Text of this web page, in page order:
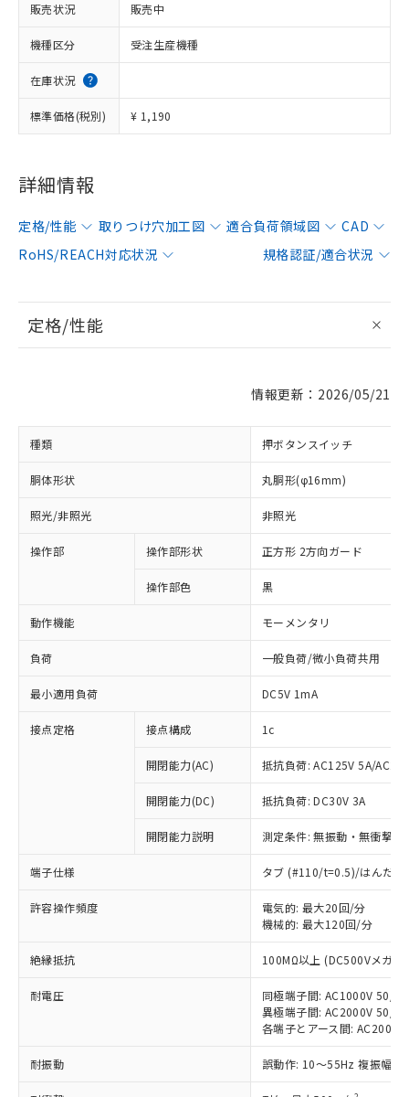
販売状況 販売中
機種区分 受注生産機種
在庫状況
標準価格(税別) ¥ 1,190
詳細情報
定格/性能 取りつけ穴加工図 適合負荷領域図
CAD
RoHS/REACH対応状況
規格認証/適合状況
定格/性能
情報更新：2026/05/21
種類 押ボタンスイッチ
胴体形状 丸胴形(φ16mm)
照光/非照光 非照光
操作部 操作部形状 正方形 2方向ガード
操作部色 黒
動作機能 モーメンタリ
負荷 一般負荷/微小負荷共用
最小適用負荷 DC5V 1mA
接点定格 接点構成 1c
開閉能力(AC) 抵抗負荷: AC125V 5A/
開閉能力(DC) 抵抗負荷: DC30V 3A
開閉能力説明 測定条件: 無振動・無衝撃
端子仕様 タブ (#110/t=0.5)/はんだづ
許容操作頻度
電気的: 最大20回/分
機械的: 最大120回/分
絶縁抵抗 100MΩ以上 (DC500Vメガ)
耐電圧
同極端子間: AC1000V 50/
異極端子間: AC2000V 50/
各端子とアース間:
耐振動 誤動作: 10～55Hz 複振幅
対応済み：EU RoHS指令（10物質）の
非含有に対応した製品が提供可能な商品で
対応予定：EU RoHS指令（10物質）の非含
有に対応した製品に切り替える予定のある
対応予定なし：EU RoHS指令（10物質）の